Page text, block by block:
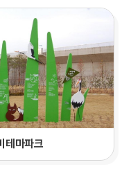
테마파크